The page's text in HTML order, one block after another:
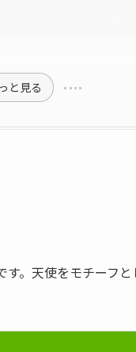
と見る
。天使をモチーフ